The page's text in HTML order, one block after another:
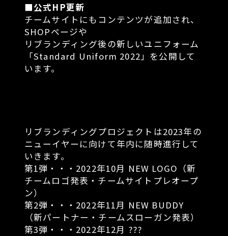
■公式HP更新
チームサイトにもコンテンツが追加され、
SHOPページや
リブランディング後の新しいユニフォーム
「Standard Uniform 2022」を公開して
います。
リブランディングプロジェクトは2023年の
ニューイヤーに向けて年内に随時進行して
いきます。
第1弾・・・2022年10月 NEW LOGO（新
チームロゴ発表・チームサイトプレオープ
ン）
第2弾・・・2022年11月 NEW BUDDY
（新パートナー・チームスローガン発表）
第3弾・・・2022年12月 ???